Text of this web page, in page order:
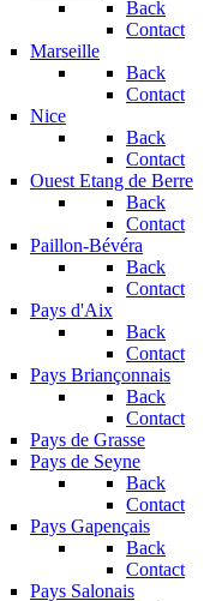
Back
Contact
Marseille
Back
Contact
Nice
Back
Contact
Ouest Etang de Berre
Back
Contact
Paillon-Bévéra
Back
Contact
Pays d'Aix
Back
Contact
Pays Briançonnais
Back
Contact
Pays de Grasse
Pays de Seyne
Back
Contact
Pays Gapençais
Back
Contact
Pays Salonais